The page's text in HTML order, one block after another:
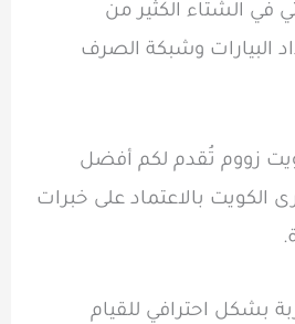
في الشتاء الكثير من
البيارات وشبكة الصرف
زووم تُقدم لكم أفضل
بالاعتماد على خبرات
بشكل احترافي للقيام